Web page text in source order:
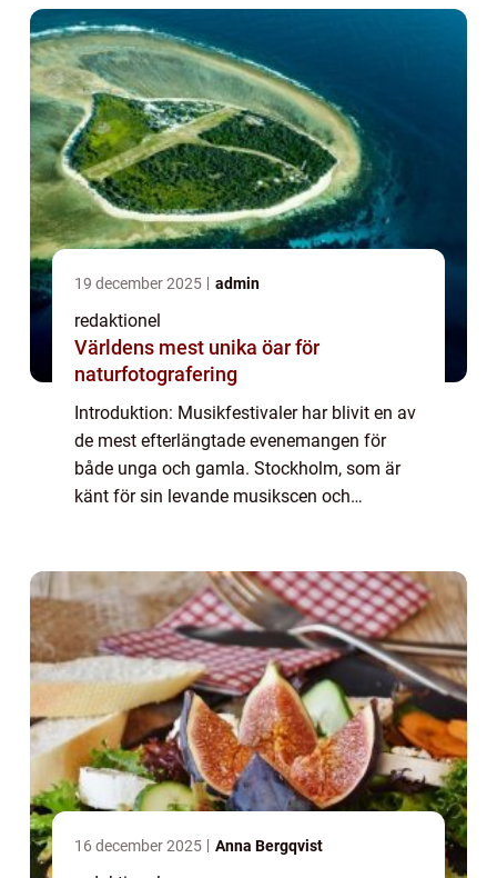
Stockholm ...
19 december 2025 admin
redaktionel
Världens mest unika öar för
naturfotografering
Introduktion: Musikfestivaler har blivit en av
de mest efterlängtade evenemangen för
både unga och gamla. Stockholm, som är
känt för sin levande musikscen och
Stockholm ...
16 december 2025 Anna Bergqvist